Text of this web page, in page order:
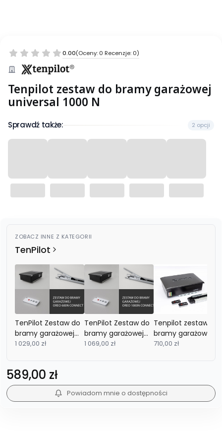
0.00(Oceny: 0 Recenzje: 0)
Tenpilot zestaw do bramy garażowej
universal 1000 N
Sprawdź także: 2 opcji
ZOBACZ INNE Z KATEGORII
TenPilot
TenPilot Zestaw do
bramy garażowej
OREO 600N
1 029,00 zł
TenPilot Zestaw do
bramy garażowej
OREO 1000N
1 069,00 zł
Tenpilot zestaw do
bramy garażowej
light 1000 speed
710,00 zł
Cena
589,00 zł
Powiadom mnie o dostępności